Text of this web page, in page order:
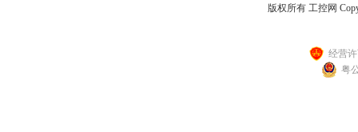
版权所有 工控网
经营
粤